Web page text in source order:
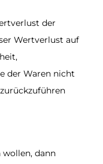
der
Wertverlust auf
der Waren nicht
wollen, dann